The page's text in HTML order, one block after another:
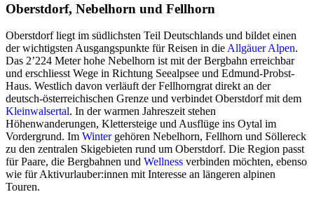
Oberstdorf, Nebelhorn und Fellhorn
Oberstdorf liegt im südlichsten Teil Deutschlands und bildet einen
der wichtigsten Ausgangspunkte für Reisen in die Allgäuer Alpen.
Das 2’224 Meter hohe Nebelhorn ist mit der Bergbahn erreichbar
und erschliesst Wege in Richtung Seealpsee und Edmund-Probst-
Haus. Westlich davon verläuft der Fellhorngrat direkt an der
deutsch-österreichischen Grenze und verbindet Oberstdorf mit dem
Kleinwalsertal. In der warmen Jahreszeit stehen
Höhenwanderungen, Klettersteige und Ausflüge ins Oytal im
Vordergrund. Im Wintergehören Nebelhorn, Fellhorn und Söllereck
zu den zentralen Skigebieten rund um Oberstdorf. Die Region passt
für Paare, die Bergbahnen und Wellness verbinden möchten, ebenso
wie für Aktivurlauber:innen mit Interesse an längeren alpinen
Touren.